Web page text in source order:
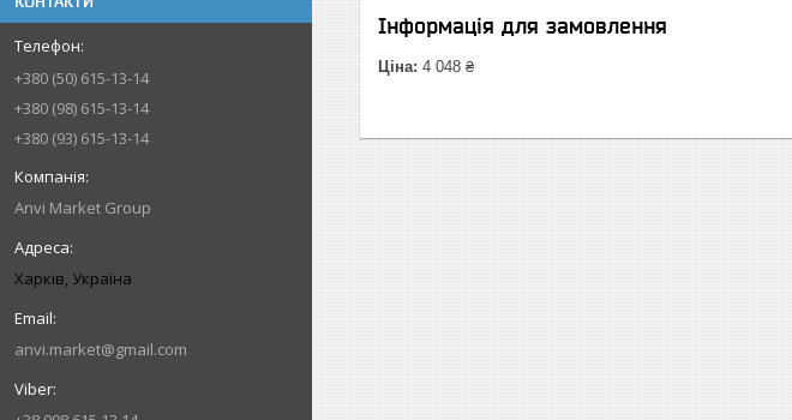
+380 (50) 615-13-14
+380 (98) 615-13-14
+380 (93) 615-13-14
Anvi Market Group
Харків, Україна
anvi.market@gmail.com
Інформація для замовлення
Ціна: 4 048 ₴